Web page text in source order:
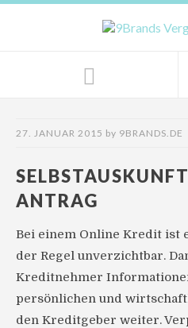
27. JANUAR 2015 by 9BRANDS.DE
ANTRAG
Bei einem Online Kredit ist
der Regel unverzichtbar.
Kreditnehmer
persönlichen und
den Kreditgeber weiter.